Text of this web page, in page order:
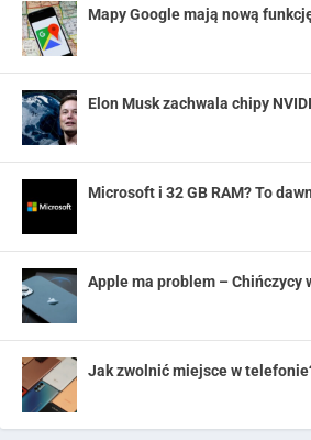
Mapy Google mają nową
Elon Musk zachwala chipy
Microsoft i 32 GB RAM? To
Apple ma problem – Chińczycy
Jak zwolnić miejsce w